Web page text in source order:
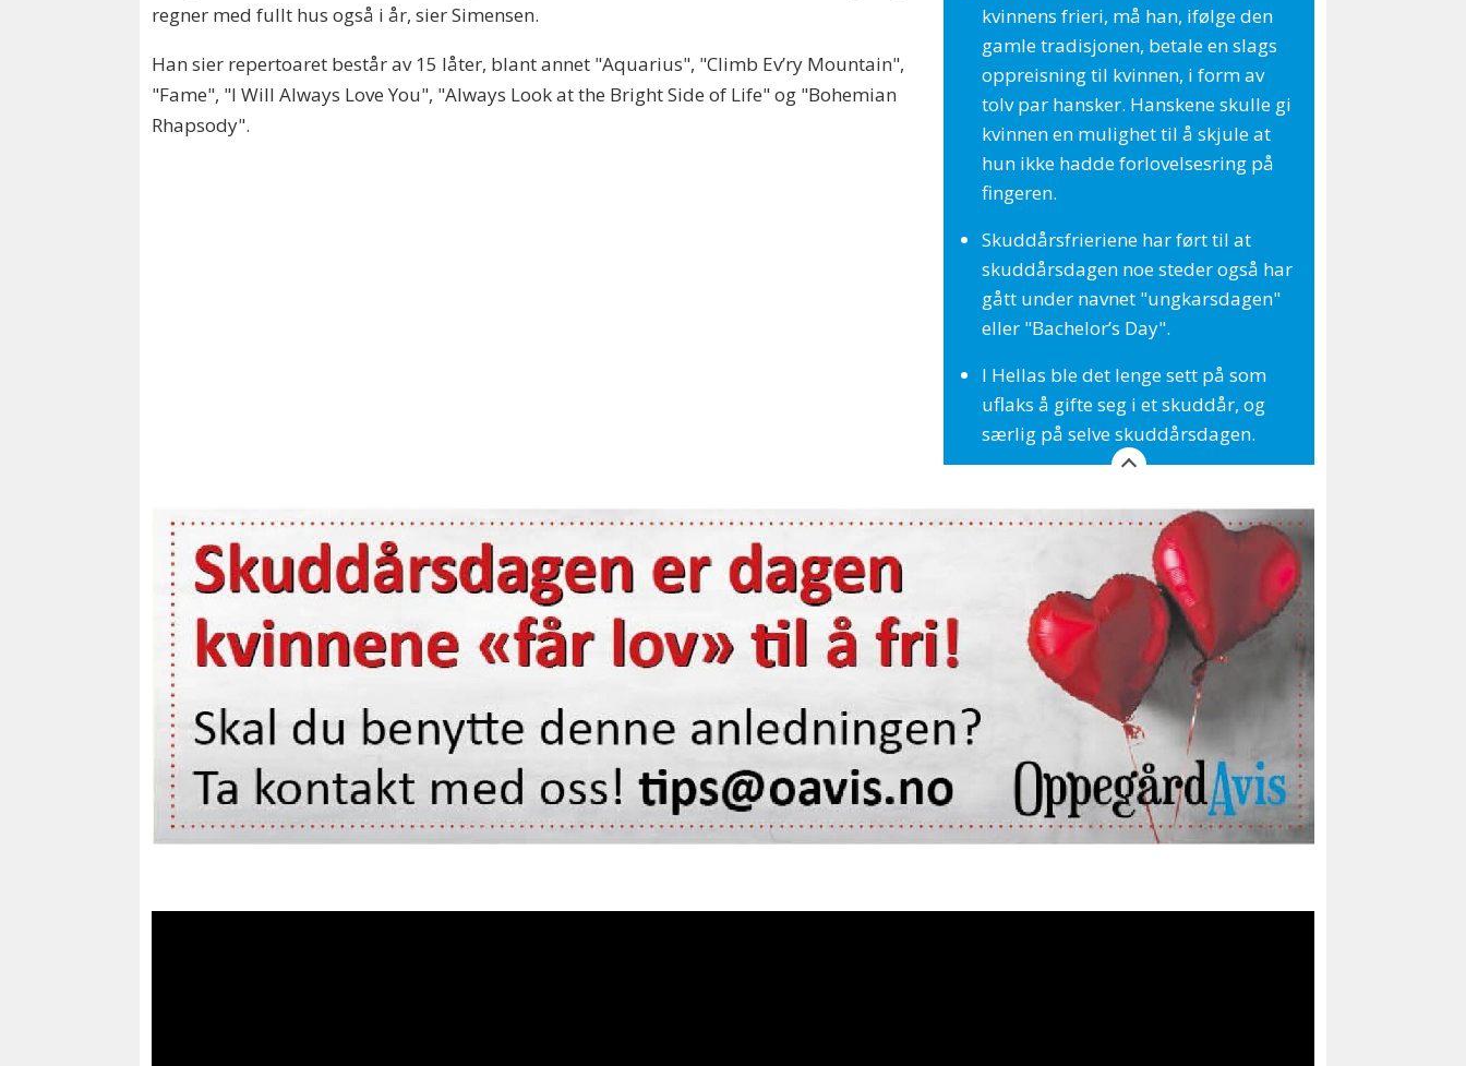
kvinnens frieri, må han, ifølge den
gamle tradisjonen, betale en slags
oppreisning til kvinnen, i form av
tolv par hansker. Hanskene skulle gi
kvinnen en mulighet til å skjule at
hun ikke hadde forlovelsesring på
fingeren.
Skuddårsfrieriene har ført til at
skuddårsdagen noe steder også har
gått under navnet "ungkarsdagen"
eller "Bachelor’s Day".
I Hellas ble det lenge sett på som
uflaks å gifte seg i et skuddår, og
særlig på selve skuddårsdagen.
regner med fullt hus også i år, sier Simensen.
Han sier repertoaret består av 15 låter, blant annet "Aquarius", "Climb Ev’ry Mountain",
"Fame", "I Will Always Love You", "Always Look at the Bright Side of Life" og "Bohemian
Rhapsody".